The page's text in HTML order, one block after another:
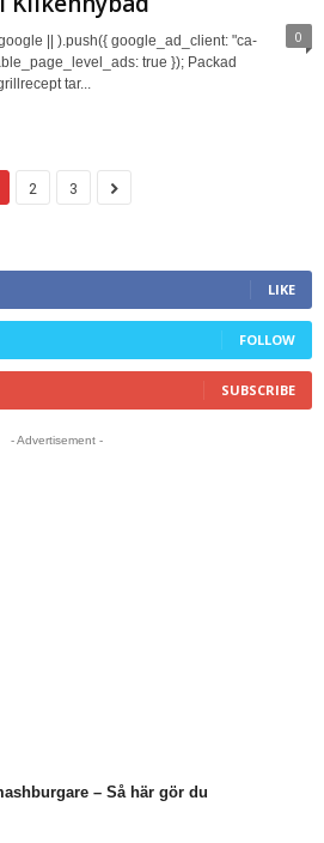
0
|| ).push({ google_ad_client: "ca-
true }); Packad
tar...
2 3
LIKE
FOLLOW
SUBSCRIBE
- Advertisement -
– Så här gör du